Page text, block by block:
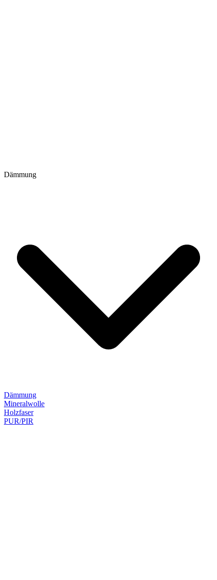
Dämmung
Dämmung
Mineralwolle
Holzfaser
PUR/PIR